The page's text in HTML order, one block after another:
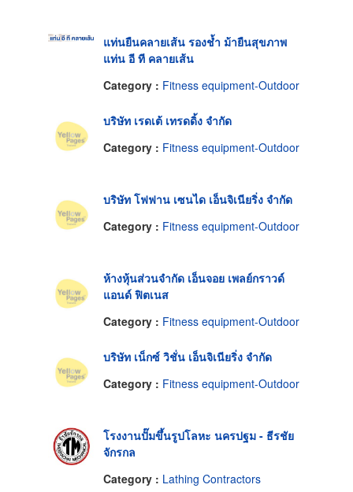
แท่นยืนคลายเส้น รองช้ำ ม้ายืนสุขภาพ
แท่น อี ที คลายเส้น
Category : Fitness equipment-Outdoor
บริษัท เรดเต้ เทรดดิ้ง จำกัด
Category : Fitness equipment-Outdoor
บริษัท โฟฟาน เซนได เอ็นจิเนียริ่ง จำกัด
Category : Fitness equipment-Outdoor
ห้างหุ้นส่วนจำกัด เอ็นจอย เพลย์กราวด์
แอนด์ ฟิตเนส
Category : Fitness equipment-Outdoor
บริษัท เน็กซ์ วิชั่น เอ็นจิเนียริ่ง จำกัด
Category : Fitness equipment-Outdoor
โรงงานปั๊มขึ้นรูปโลหะ นครปฐม - ธีรชัย
จักรกล
Category : Lathing Contractors